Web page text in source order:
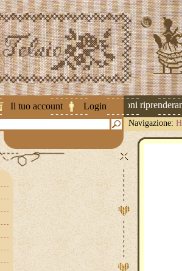
Il tuo account Login
Attenzione ! Le spedizioni
Navigazione: